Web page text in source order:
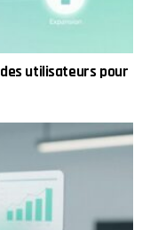
des utilisateurs pour